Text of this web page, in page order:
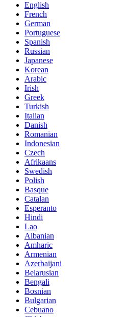
English
French
German
Portuguese
Spanish
Russian
Japanese
Korean
Arabic
Irish
Greek
Turkish
Italian
Danish
Romanian
Indonesian
Czech
Afrikaans
Swedish
Polish
Basque
Catalan
Esperanto
Hindi
Lao
Albanian
Amharic
Armenian
Azerbaijani
Belarusian
Bengali
Bosnian
Bulgarian
Cebuano